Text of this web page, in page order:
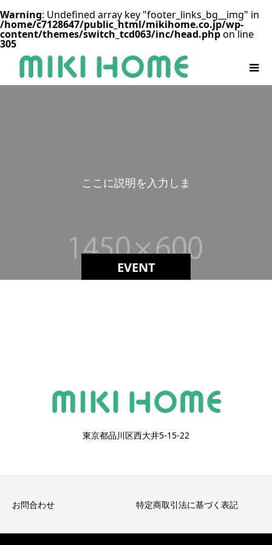
Warning: Undefined array key "footer_links_bg__img" in
/home/c7128647/public_html/mikihome.co.jp/wp-
content/themes/switch_tcd063/inc/head.phpon line
305
EVENT
こ こ に説明を 入 力 し ま
東京都品川区西大井5-15-22
お問合わせ 特定商取引法に基づく表記